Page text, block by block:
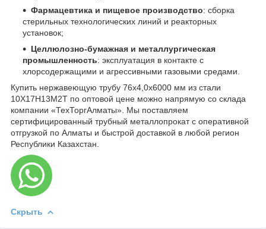
Фармацевтика и пищевое производство: сборка
стерильных технологических линий и реакторных
установок;
Целлюлозно-бумажная и металлургическая
промышленность: эксплуатация в контакте с
хлорсодержащими и агрессивными газовыми средами.
Купить нержавеющую трубу 76х4,0х6000 мм из стали
10Х17Н13М2Т по оптовой цене можно напрямую со склада
компании «ТехТоргАлматы». Мы поставляем
сертифицированный трубный металлопрокат с оперативной
отгрузкой по Алматы и быстрой доставкой в любой регион
Республики Казахстан.
Скрыть